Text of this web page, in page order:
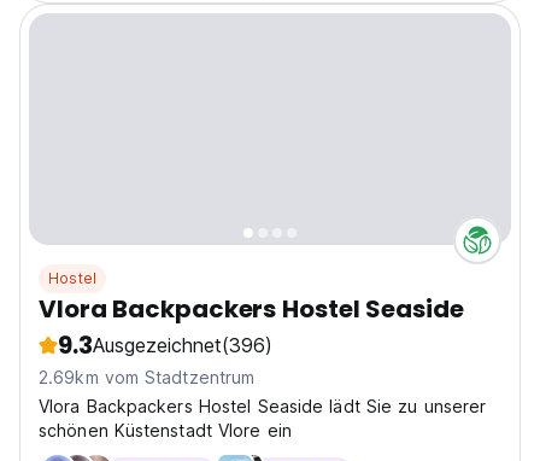
Hostel
Vlora Backpackers Hostel Seaside
9.3Ausgezeichnet(396)
2.69km vom Stadtzentrum
Vlora Backpackers Hostel Seaside lädt Sie zu unserer
schönen Küstenstadt Vlore ein